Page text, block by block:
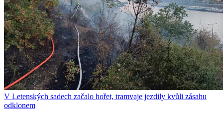
V Letenských sadech začalo hořet, tramvaje jezdily kvůli zásahu
odklonem